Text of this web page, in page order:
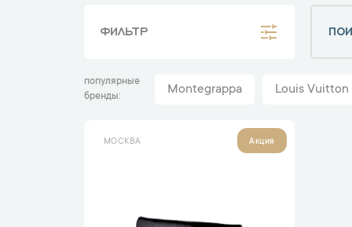
ФИЛЬТР
популярные
бренды
Montegrappa Louis Vuitton
МОСКВА Акция